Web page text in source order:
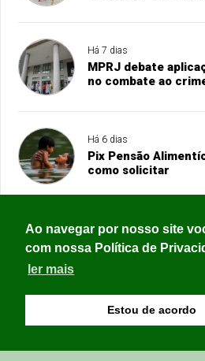
Ao navegar por nosso site
com nossa Política de
ler mais
Estou de acordo
Há 7 dias
MPRJ debate
no combate ao
Há 6 dias
Pix Pensão
como solicitar
Há 7 dias
Estado de São Paulo
© Copyright 2026 - Conexão